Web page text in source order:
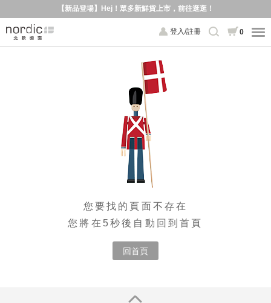
【新品登場】Hej！眾多新鮮貨上市，前往逛逛！
登入/註冊 0
您要找的頁面不存在
您將在5秒後自動回到首頁
回首頁